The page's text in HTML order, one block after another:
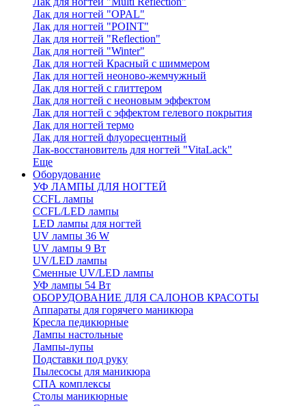
Лак для ногтей "OPAL"
Лак для ногтей "POINT"
Лак для ногтей "Reflection"
Лак для ногтей "Winter"
Лак для ногтей Красный с шиммером
Лак для ногтей неоново-жемчужный
Лак для ногтей с глиттером
Лак для ногтей с неоновым эффектом
Лак для ногтей с эффектом гелевого покрытия
Лак для ногтей термо
Лак для ногтей флуоресцентный
Лак-восстановитель для ногтей "VitaLack"
Еще
Оборудование
УФ ЛАМПЫ ДЛЯ НОГТЕЙ
CCFL лампы
CCFL/LED лампы
LED лампы для ногтей
UV лампы 36 W
UV лампы 9 Вт
UV/LED лампы
Сменные UV/LED лампы
УФ лампы 54 Вт
ОБОРУДОВАНИЕ ДЛЯ САЛОНОВ КРАСОТЫ
Аппараты для горячего маникюра
Кресла педикюрные
Лампы настольные
Лампы-лупы
Подставки под руку
Пылесосы для маникюра
СПА комплексы
Столы маникюрные